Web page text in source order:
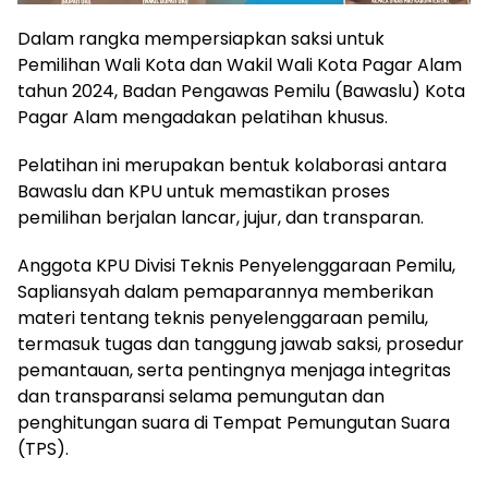
Dalam rangka mempersiapkan saksi untuk
Pemilihan Wali Kota dan Wakil Wali Kota Pagar Alam
tahun 2024, Badan Pengawas Pemilu (Bawaslu) Kota
Pagar Alam mengadakan pelatihan khusus.
Pelatihan ini merupakan bentuk kolaborasi antara
Bawaslu dan KPU untuk memastikan proses
pemilihan berjalan lancar, jujur, dan transparan.
Anggota KPU Divisi Teknis Penyelenggaraan Pemilu,
Sapliansyah dalam pemaparannya memberikan
materi tentang teknis penyelenggaraan pemilu,
termasuk tugas dan tanggung jawab saksi, prosedur
pemantauan, serta pentingnya menjaga integritas
dan transparansi selama pemungutan dan
penghitungan suara di Tempat Pemungutan Suara
(TPS).